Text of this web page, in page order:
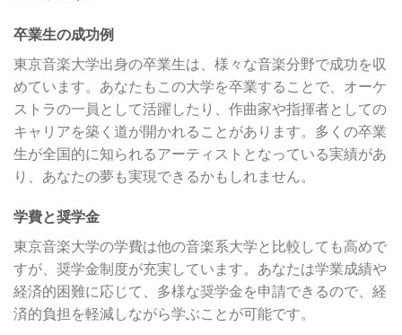
卒業生の成功例
東京音楽大学出身の卒業生は、様々な音楽分野で成功を収
めています。あなたもこの大学を卒業することで、オーケ
ストラの一員として活躍したり、作曲家や指揮者としての
キャリアを築く道が開かれることがあります。多くの卒業
生が全国的に知られるアーティストとなっている実績があ
り、あなたの夢も実現できるかもしれません。
学費と奨学金
東京音楽大学の学費は他の音楽系大学と比較しても高めで
すが、奨学金制度が充実しています。あなたは学業成績や
経済的困難に応じて、多様な奨学金を申請できるので、経
済的負担を軽減しながら学ぶことが可能です。